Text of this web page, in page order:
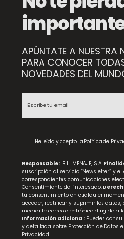
APÚNTATE A NUESTRA
PARA CONOCER
NOVEDADES DEL
He leído y acepto la Política de
Responsable: IBILI MENAJE, S.A.
suscripción al servicio “Newsletter” y el
correspondientes comunicaciones
Consentimiento del interesado.
tu consentimiento en cualquier
acceder, rectificar y suprimir los datos,
mediante correo electrónico dirigido a
Información adicional: Puedes
y detallada sobre Protección de Datos
Privacidad.